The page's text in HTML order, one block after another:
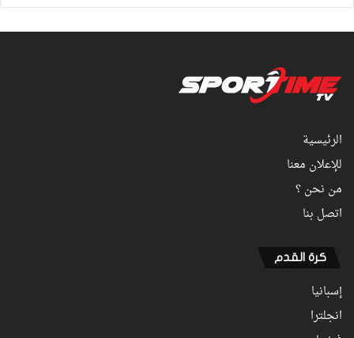
الرئيسية
للإعلان معنا
من نحن ؟
اتصل بنا
كرة القدم
إسبانيا
انجلترا